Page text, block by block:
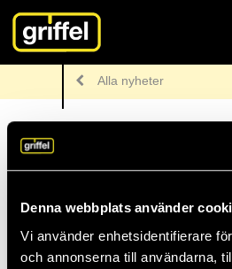
Denna webbplats använder
Vi använder enhetsidentifierare
och annonserna till användarna,
Alla nyheter
Lunchöppen